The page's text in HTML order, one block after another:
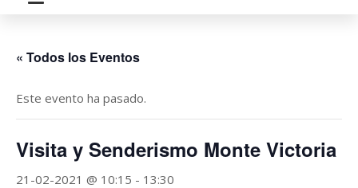
« Todos los Eventos
Este evento ha pasado.
Visita y Senderismo Monte Victoria
21-02-2021 @ 10:15 - 13:30